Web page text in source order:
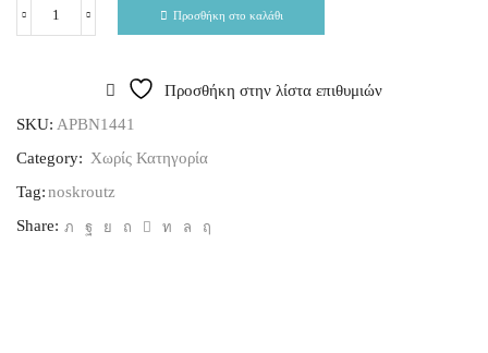
Προσθήκη στο καλάθι
Προσθήκη στην λίστα επιθυμιών
SKU: APBN1441
Category: Χωρίς Κατηγορία
Tag:noskroutz
Share: